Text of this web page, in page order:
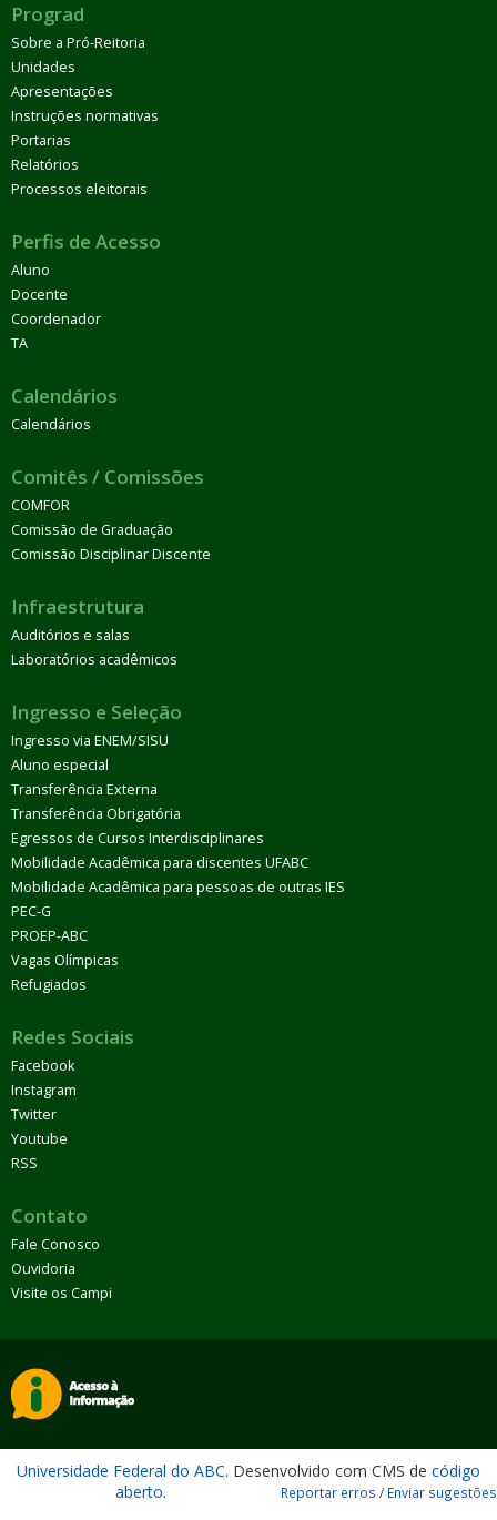
Prograd
Sobre a Pró-Reitoria
Unidades
Apresentações
Instruções normativas
Portarias
Relatórios
Processos eleitorais
Perfis de Acesso
Aluno
Docente
Coordenador
TA
Calendários
Calendários
Comitês / Comissões
COMFOR
Comissão de Graduação
Comissão Disciplinar Discente
Infraestrutura
Auditórios e salas
Laboratórios acadêmicos
Ingresso e Seleção
Ingresso via ENEM/SISU
Aluno especial
Transferência Externa
Transferência Obrigatória
Egressos de Cursos Interdisciplinares
Mobilidade Acadêmica para discentes UFABC
Mobilidade Acadêmica para pessoas de outras IES
PEC-G
PROEP-ABC
Vagas Olímpicas
Refugiados
Redes Sociais
Facebook
Instagram
Twitter
Youtube
RSS
Contato
Fale Conosco
Ouvidoria
Visite os Campi
Universidade Federal do ABC. Desenvolvido com CMS de código
aberto. Reportar erros / Enviar sugestões